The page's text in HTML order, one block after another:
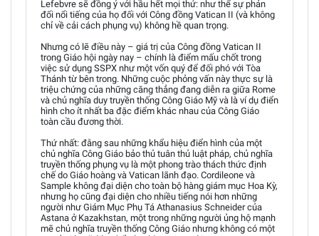
Lefebvre sẽ đồng ý với hầu hết mọi thứ: như thể sự phản
đối nổi tiếng của họ đối với Công đồng Vatican II (và không
chỉ về cải cách phụng vụ) không hề quan trọng.
Nhưng có lẽ điều này – giá trị của Công đồng Vatican II
trong Giáo hội ngày nay – chính là điểm mấu chốt trong
việc sử dụng SSPX như một vốn quý để đối phó với Tòa
Thánh từ bên trong. Những cuộc phỏng vấn này thực sự là
triệu chứng của những căng thẳng đang diễn ra giữa Rome
và chủ nghĩa duy truyền thống Công Giáo Mỹ và là ví dụ điển
hình cho ít nhất ba đặc điểm khác nhau của Công Giáo
toàn cầu đương thời.
Thứ nhất: đằng sau những khẩu hiệu điển hình của một
chủ nghĩa Công Giáo bảo thủ tuân thủ luật pháp, chủ nghĩa
truyền thống phụng vụ là một phong trào thách thức định
chế do Giáo hoàng và Vatican lãnh đạo. Cordileone và
Sample không đại diện cho toàn bộ hàng giám mục Hoa Kỳ,
nhưng họ cũng đại diện cho nhiều tiếng nói hơn những
người như Giám Mục Phụ Tá Athanasius Schneider của
Astana ở Kazakhstan, một trong những người ủng hộ mạnh
mẽ chủ nghĩa truyền thống Công Giáo nhưng không có một